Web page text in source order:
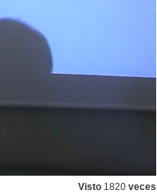
Visto 1820 veces